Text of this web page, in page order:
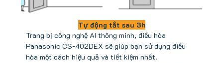
Tự động tắt sau 3h
Trang bị công nghệ AI thông minh, điều hòa
Panasonic CS-402DEX sẽ giúp bạn sử dụng điều
hòa một cách hiệu quả và tiết kiệm nhất.